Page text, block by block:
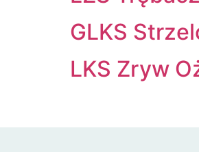
GLKS
LKS Zryw